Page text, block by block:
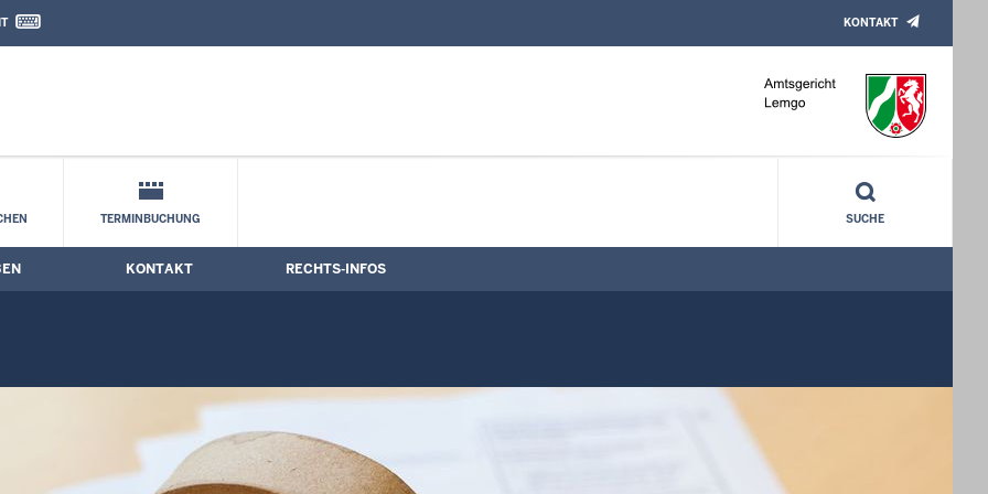
Kontaktformular
KONTAKT
TERMINBUCHUNG SUCHE
KONTAKT RECHTS-INFOS